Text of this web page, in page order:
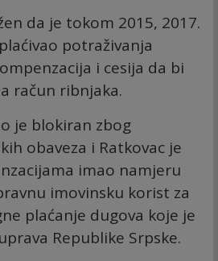
da je tokom 2015, 2017.
potraživanja
i cesija da bi
račun ribnjaka.
je blokiran zbog
obaveza i Ratkovac je
imao namjeru
imovinsku korist za
plaćanje dugova koje je
Republike Srpske.